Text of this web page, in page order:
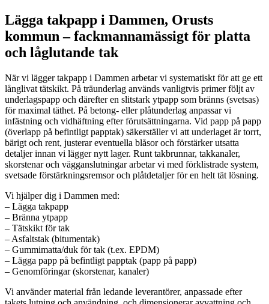
Lägga takpapp i Dammen, Orusts
kommun – fackmannamässigt för platta
och låglutande tak
När vi lägger takpapp i Dammen arbetar vi systematiskt för att ge ett
långlivat tätskikt. På träunderlag används vanligtvis primer följt av
underlagspapp och därefter en slitstark ytpapp som bränns (svetsas)
för maximal täthet. På betong- eller plåtunderlag anpassar vi
infästning och vidhäftning efter förutsättningarna. Vid papp på papp
(överlapp på befintligt papptak) säkerställer vi att underlaget är torrt,
bärigt och rent, justerar eventuella blåsor och förstärker utsatta
detaljer innan vi lägger nytt lager. Runt takbrunnar, takkanaler,
skorstenar och vägganslutningar arbetar vi med förklistrade system,
svetsade förstärkningsremsor och plåtdetaljer för en helt tät lösning.
Vi hjälper dig i Dammen med:
– Lägga takpapp
– Bränna ytpapp
– Tätskikt för tak
– Asfaltstak (bitumentak)
– Gummimatta/duk för tak (t.ex. EPDM)
– Lägga papp på befintligt papptak (papp på papp)
– Genomföringar (skorstenar, kanaler)
Vi använder material från ledande leverantörer, anpassade efter